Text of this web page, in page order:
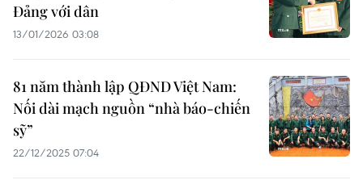
Đảng với dân
13/01/2026 03:08
81 năm thành lập QĐND Việt Nam:
Nối dài mạch nguồn “nhà báo-chiến
sỹ”
22/12/2025 07:04